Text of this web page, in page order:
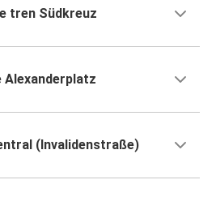
tren Südkreuz
Alexanderplatz
(Invalidenstraße)